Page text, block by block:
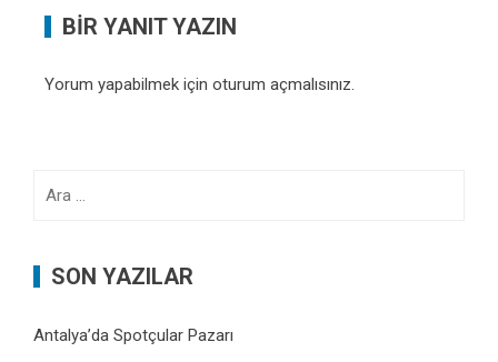
BIR YANIT YAZIN
Yorum yapabilmek için oturum açmalısınız.
SON YAZILAR
Antalya’da Spotçular Pazarı